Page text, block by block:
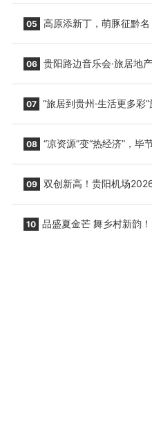
05 高原添新丁，萌豚征黔
06 贵阳路边音乐会·旅居地
07 “旅居到贵州·生活更多彩
08 “凉资源”变“热经济”，毕
09 双创新高！贵阳机场
10 品盛夏金芒 舞乡村新韵